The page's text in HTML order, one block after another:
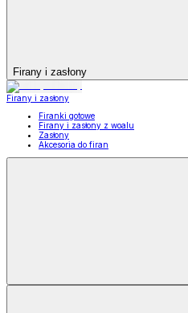
Firany i zasłony
Firany i zasłony
Firanki gotowe
Firany i zasłony z woalu
Zasłony
Akcesoria do firan